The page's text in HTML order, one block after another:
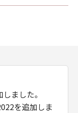
ました。
を追加しま